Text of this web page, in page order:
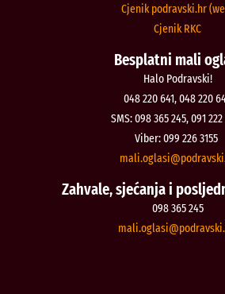
Cjenik podravski.hr
Cjenik RKC
Besplatni mali
Halo Podravski!
048 220 641, 048 220
SMS: 098 365 245, 091 222
Viber: 099 226 3155
@isalgo.ilam
Zahvale, sjećanja i
098 365 245
@isalgo.ilam